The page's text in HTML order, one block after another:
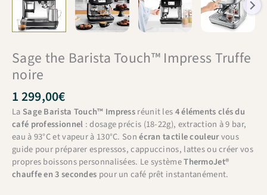
Sage the Barista Touch™ Impress Truffe
noire
1 299,00€
La Sage Barista Touch™ Impressréunit les4 éléments clés du
café professionnel : dosage précis (18-22g), extraction à 9 bar,
eau à 93°C et vapeur à 130°C. Sonécran tactile couleurvous
guide pour préparer espressos, cappuccinos, lattes ou créer vos
propres boissons personnalisées. Le systèmeThermoJet®
chauffe en 3 secondes pour un café prêt instantanément.